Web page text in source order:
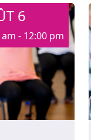
6
am - 12:00 pm